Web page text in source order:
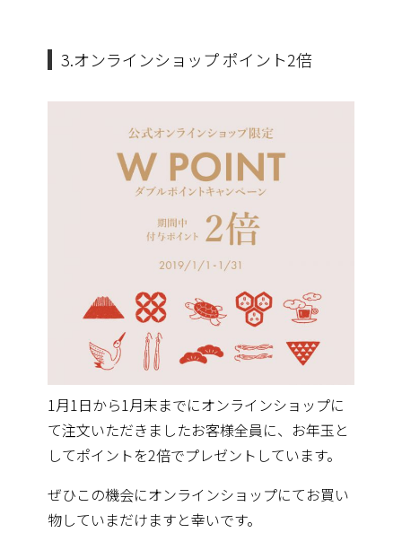
3.オンラインショップ ポイント2倍
1月1日から1月末までにオンラインショップに
て注文いただきま したお客様全員に、お年玉と
してポイントを2倍でプレゼントしています。
ぜひこの機会にオンラインショップにてお買い
物していまだけますと幸いです。